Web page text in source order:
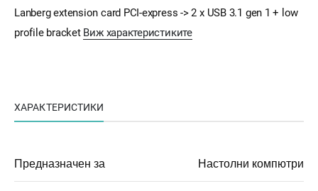
Lanberg extension card PCI-express -> 2 x USB 3.1 gen 1 + low
profile bracket Виж характеристиките
ХАРАКТЕРИСТИКИ
Предназначен за Настолни компютри